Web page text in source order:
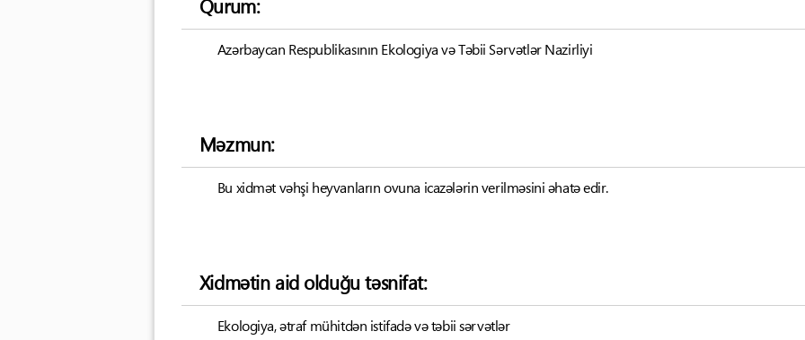
Qurum:
Azərbaycan Respublikasının Ekologiya və Təbii Sərvətlər Nazirliyi
Məzmun:
Bu xidmət vəhşi heyvanların ovuna icazələrin verilməsini əhatə edir.
Xidmətin aid olduğu təsnifat:
Ekologiya, ətraf mühitdən istifadə və təbii sərvətlər